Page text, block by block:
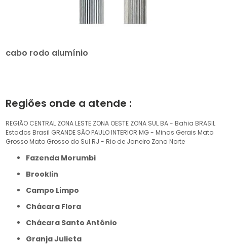
cabo rodo alumínio
Regiões onde a atende :
REGIÃO CENTRAL ZONA LESTE ZONA OESTE ZONA SUL BA - Bahia BRASIL
Estados Brasil GRANDE SÃO PAULO INTERIOR MG - Minas Gerais Mato
Grosso Mato Grosso do Sul RJ - Rio de Janeiro Zona Norte
Fazenda Morumbi
Brooklin
Campo Limpo
Chácara Flora
Chácara Santo Antônio
Granja Julieta